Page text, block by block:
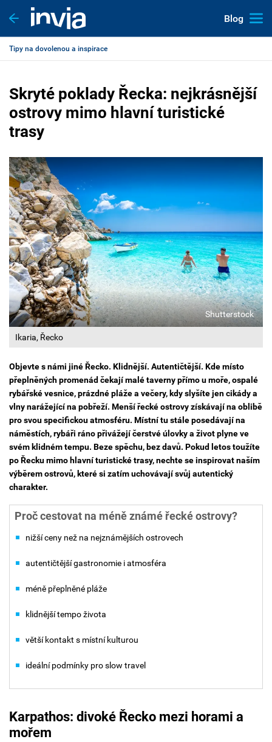
Blog
Tipy na dovolenou a inspirace
Skryté poklady Řecka: nejkrásnější
ostrovy mimo hlavní turistické
trasy
Ikaria, Řecko
Shutterstock
Objevte s námi jiné Řecko. Klidnější. Autentičtější. Kde místo
přeplněných promenád čekají malé taverny přímo u moře, ospalé
rybářské vesnice, prázdné pláže a večery, kdy slyšíte jen cikády a
vlny narážející na pobřeží. Menší řecké ostrovy získávají na oblibě
pro svou specifickou atmosféru. Místní tu stále posedávají na
náměstích, rybáři ráno přivážejí čerstvé úlovky a život plyne ve
svém klidném tempu. Beze spěchu, bez davů. Pokud letos toužíte
po Řecku mimo hlavní turistické trasy, nechte se inspirovat naším
výběrem ostrovů, které si zatím uchovávají svůj autentický
charakter.
Proč cestovat na méně známé řecké ostrovy?
nižší ceny než na nejznámějších ostrovech
autentičtější gastronomie i atmosféra
méně přeplněné pláže
klidnější tempo života
větší kontakt s místní kulturou
ideální podmínky pro slow travel
Karpathos: divoké Řecko mezi horami a
mořem